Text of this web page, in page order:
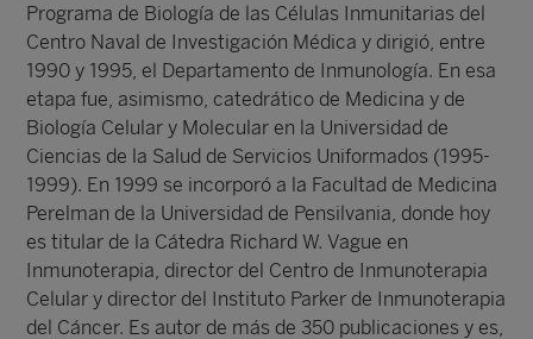
Programa de Biología de las Células Inmunitarias del
Centro Naval de Investigación Médica y dirigió, entre
1990 y 1995, el Departamento de Inmunología. En esa
etapa fue, asimismo, catedrático de Medicina y de
Biología Celular y Molecular en la Universidad de
Ciencias de la Salud de Servicios Uniformados (1995-
1999). En 1999 se incorporó a la Facultad de Medicina
Perelman de la Universidad de Pensilvania, donde hoy
es titular de la Cátedra Richard W. Vague en
Inmunoterapia, director del Centro de Inmunoterapia
Celular y director del Instituto Parker de Inmunoterapia
del Cáncer. Es autor de más de 350 publicaciones y es,